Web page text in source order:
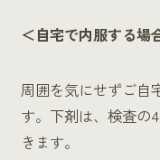
＜自宅で内服する場
周囲を気にせずご自
す。下剤は、検査の
きます。